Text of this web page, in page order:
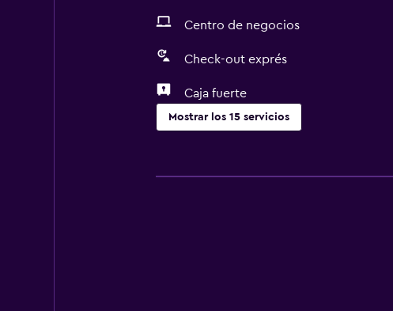
Centro de negocios
Check-out exprés
Caja fuerte
Mostrar los 15 servicios
Servicio de habitaciones